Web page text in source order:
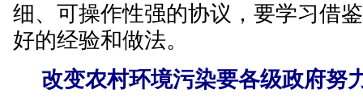
细、可操作性强的协议，要学习借
好的经验和做法。
改变农村环境污染要各级政府努